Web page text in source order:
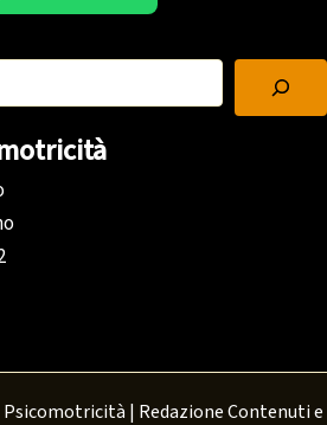
| Redazione Contenuti e